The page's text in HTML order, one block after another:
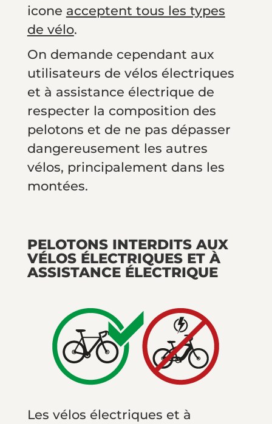
icone acceptent tous les types
de vélo.
On demande cependant aux
utilisateurs de vélos électriques
et à assistance électrique de
respecter la composition des
pelotons et de ne pas dépasser
dangereusement les autres
vélos, principalement dans les
montées.
PELOTONS INTERDITS AUX
VÉLOS ÉLECTRIQUES ET À
ASSISTANCE ÉLECTRIQUE
Les vélos électriques et à